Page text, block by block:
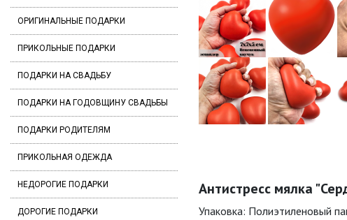
ОРИГИНАЛЬНЫЕ ПОДАРКИ
ПРИКОЛЬНЫЕ ПОДАРКИ
ПОДАРКИ НА СВАДЬБУ
ПОДАРКИ НА ГОДОВЩИНУ СВАДЬБЫ
ПОДАРКИ РОДИТЕЛЯМ
ПРИКОЛЬНАЯ ОДЕЖДА
НЕДОРОГИЕ ПОДАРКИ
ДОРОГИЕ ПОДАРКИ
Антистресс мялка
Упаковка: Полиэтиленовый